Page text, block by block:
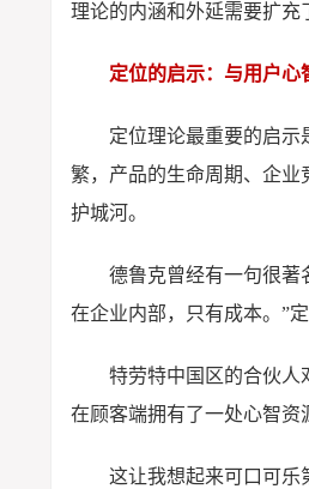
理论的内涵和外延需要扩充
定位的启示：与用户心
定位理论最重要的启
繁，产品的生命周期、企业
护城河。
德鲁克曾经有一句很著
在企业内部，只有成本。”
特劳特中国区的合伙人
在顾客端拥有了一处心智资
这让我想起来可口可乐